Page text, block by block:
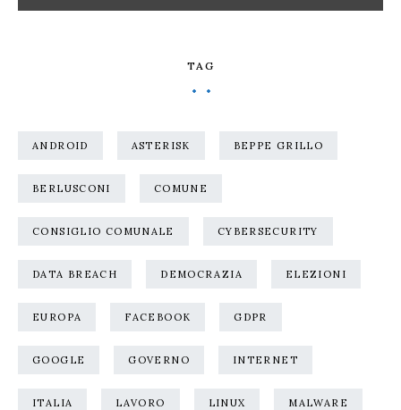
TAG
ANDROID ASTERISK BEPPE GRILLO
BERLUSCONI COMUNE
CONSIGLIO COMUNALE CYBERSECURITY
DATA BREACH DEMOCRAZIA ELEZIONI
EUROPA FACEBOOK GDPR
GOOGLE GOVERNO INTERNET
ITALIA LAVORO LINUX MALWARE